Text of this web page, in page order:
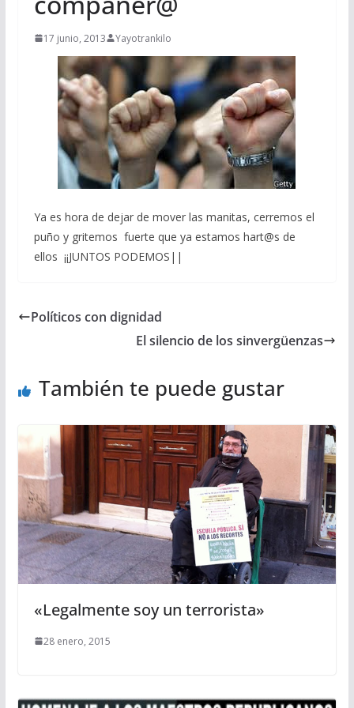
17 junio, 2013 Yayotrankilo
Ya es hora de dejar de mover las manitas, cerremos el
puño y gritemos fuerte que ya estamos hart@s de
ellos ¡¡JUNTOS PODEMOS||
Políticos con dignidad
El silencio de los sinvergüenzas
También te puede gustar
«Legalmente soy un terrorista»
28 enero, 2015